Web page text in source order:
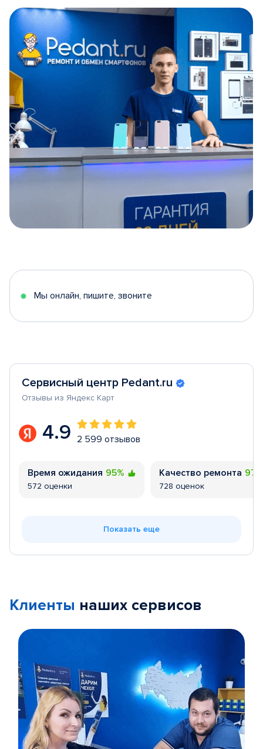
5
Мы онлайн, пишите, звоните
Сервисный центр Pedant.ru
Отзывы из Яндекс Карт
4.9 2 599 отзывов
Время ожидания 95%
572 оценки
Качество ремонта
728 оценок
Показать еще
Клиенты наших сервисов